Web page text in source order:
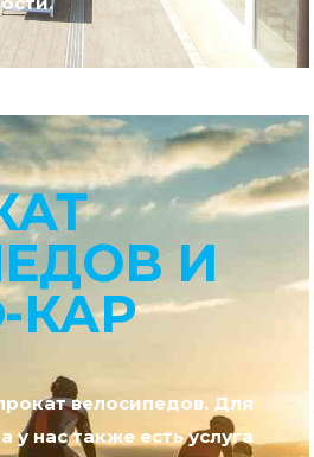
И
КАР
велосипедов. Для
нас также есть услуга